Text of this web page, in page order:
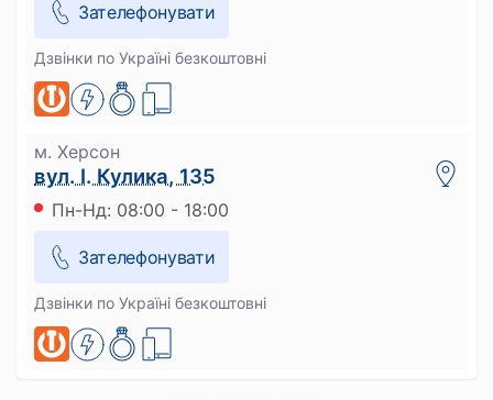
Зателефонувати
Дзвінки по Україні безкоштовні
м. Херсон
вул. І. Кулика, 135
Пн-Нд: 08:00 - 18:00
Зателефонувати
Дзвінки по Україні безкоштовні